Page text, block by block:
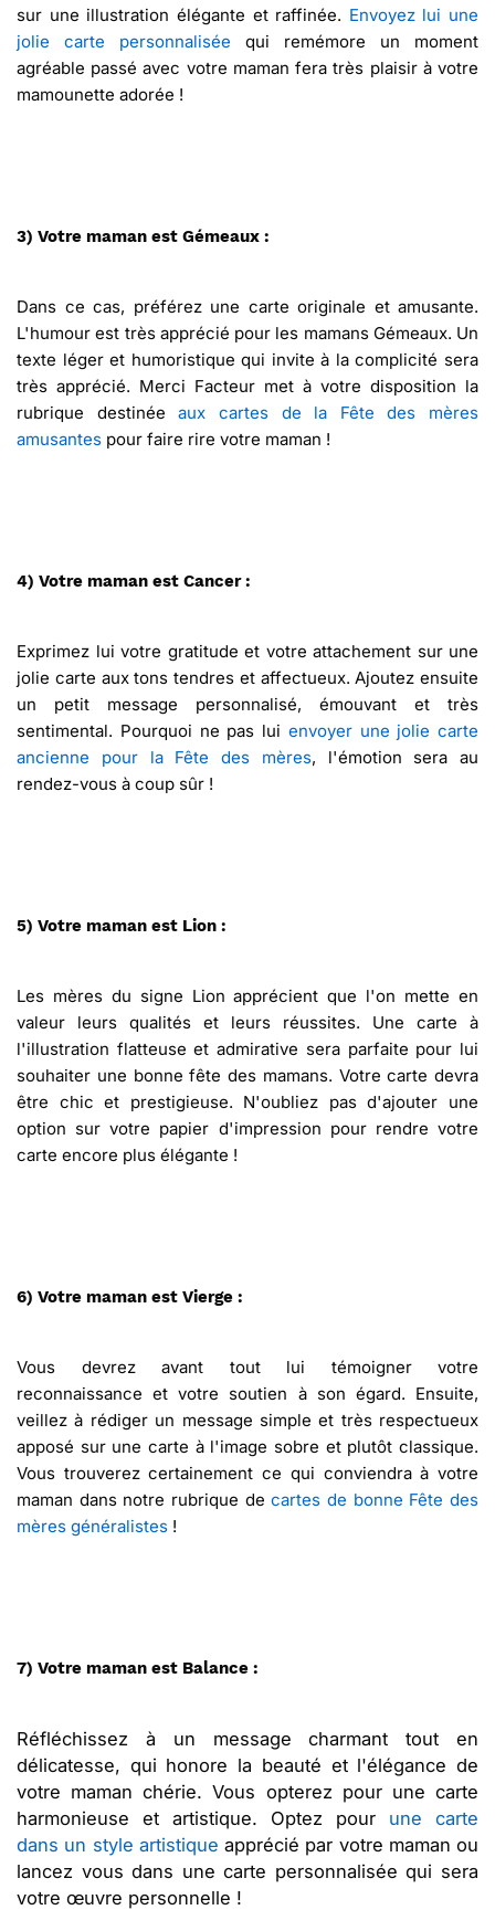
sur une illustration élégante et raffinée. Envoyez lui une
jolie carte personnalisée qui remémore un moment
agréable passé avec votre maman fera très plaisir à votre
mamounette adorée !
3) Votre maman est Gémeaux :
Dans ce cas, préférez une carte originale et amusante.
L'humour est très apprécié pour les mamans Gémeaux. Un
texte léger et humoristique qui invite à la complicité sera
très apprécié. Merci Facteur met à votre disposition la
rubrique destinéeaux cartes de la Fête des mères
amusantes pour faire rire votre maman !
4) Votre maman est Cancer :
Exprimez lui votre gratitude et votre attachement sur une
jolie carte aux tons tendres et affectueux. Ajoutez ensuite
un petit message personnalisé, émouvant et très
sentimental. Pourquoi ne pas lui envoyer une jolie carte
ancienne pour la Fête des mères, l'émotion sera au
rendez-vous à coup sûr !
5) Votre maman est Lion :
Les mères du signe Lion apprécient que l'on mette en
valeur leurs qualités et leurs réussites. Une carte à
l'illustration flatteuse et admirative sera parfaite pour lui
souhaiter une bonne fête des mamans. Votre carte devra
être chic et prestigieuse. N'oubliez pas d'ajouter une
option sur votre papier d'impression pour rendre votre
carte encore plus élégante !
6) Votre maman est Vierge :
Vous devrez avant tout lui témoigner votre
reconnaissance et votre soutien à son égard. Ensuite,
veillez à rédiger un message simple et très respectueux
apposé sur une carte à l'image sobre et plutôt classique.
Vous trouverez certainement ce qui conviendra à votre
maman dans notre rubrique decartes de bonne Fête des
mères généralistes !
7) Votre maman est Balance :
Réfléchissez à un message charmant tout en
délicatesse, qui honore la beauté et l'élégance de
votre maman chérie. Vous opterez pour une carte
harmonieuse et artistique. Optez pour une carte
dans un style artistique apprécié par votre maman ou
lancez vous dans une carte personnalisée qui sera
votre œuvre personnelle !